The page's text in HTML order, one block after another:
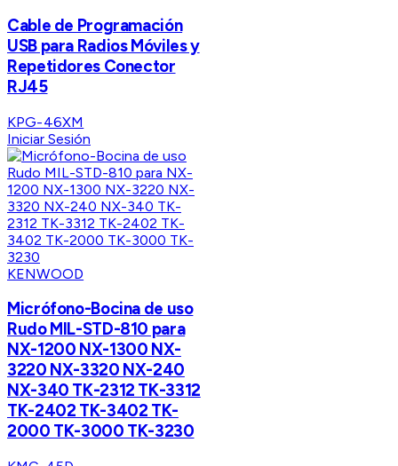
Cable de Programación
USB para Radios Móviles y
Repetidores Conector
RJ45
KPG-46XM
Iniciar Sesión
KENWOOD
Micrófono-Bocina de uso
Rudo MIL-STD-810 para
NX-1200 NX-1300 NX-
3220 NX-3320 NX-240
NX-340 TK-2312 TK-3312
TK-2402 TK-3402 TK-
2000 TK-3000 TK-3230